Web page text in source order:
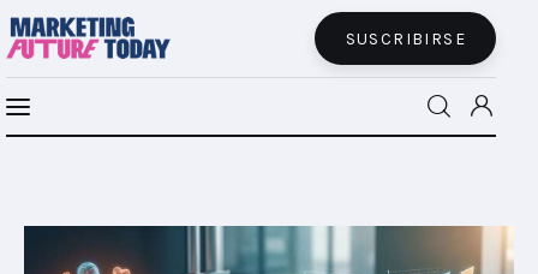
SUSCRIBIRSE
MFT+